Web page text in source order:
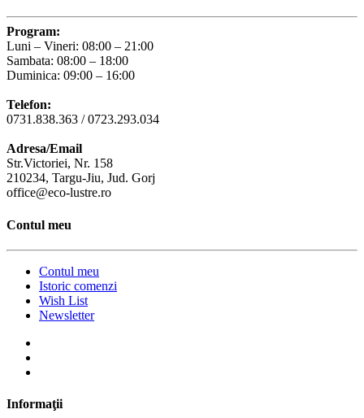
Program:
Luni – Vineri: 08:00 – 21:00
Sambata: 08:00 – 18:00
Duminica: 09:00 – 16:00
Telefon:
0731.838.363 / 0723.293.034
Adresa/Email
Str.Victoriei, Nr. 158
210234, Targu-Jiu, Jud. Gorj
office@eco-lustre.ro
Contul meu
Contul meu
Istoric comenzi
Wish List
Newsletter
Informaţii